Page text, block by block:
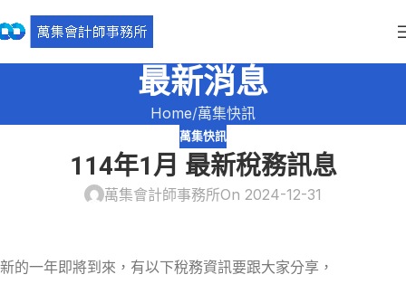
最新消息
Home 萬集快訊
萬集快訊
114年1月 最新稅務訊息
萬集會計師事務所On 2024-12-31
新的一年即將到來，有以下稅務資訊要跟大家分享，